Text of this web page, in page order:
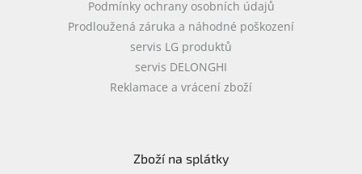
Podmínky ochrany osobních údajů
Prodloužená záruka a náhodné poškození
servis LG produktů
servis DELONGHI
Reklamace a vrácení zboží
Zboží na splátky